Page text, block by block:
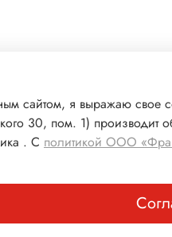
сайтом, я выражаю свое
30, пом. 1) производит
. С политикой ООО